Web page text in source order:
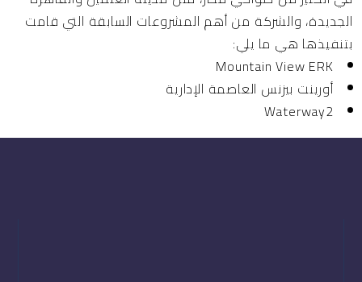
الجديدة، والشركة من أهم المشروعات السابقة التي قامت
بتنفيذها هي ما يلي:
Mountain View ERK
أورينت بيزنس العاصمة الإدارية
Waterway2